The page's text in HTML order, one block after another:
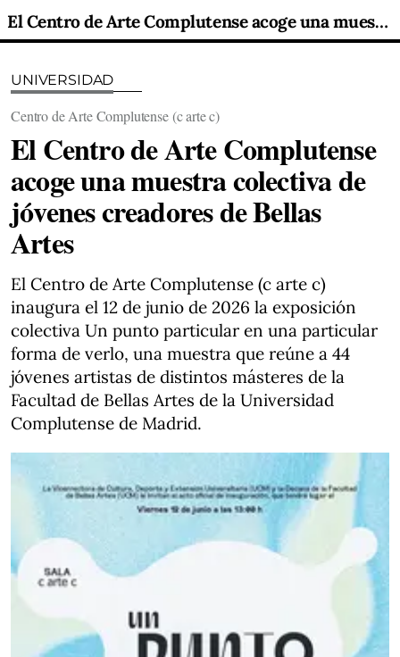
El Centro de Arte Complutense acoge una muestra colectiva de jóvenes creadores de Bellas Artes
UNIVERSIDAD
Centro de Arte Complutense (c arte c)
El Centro de Arte Complutense
acoge una muestra colectiva de
jóvenes creadores de Bellas
Artes
El Centro de Arte Complutense (c arte c)
inaugura el 12 de junio de 2026 la exposición
colectiva Un punto particular en una particular
forma de verlo, una muestra que reúne a 44
jóvenes artistas de distintos másteres de la
Facultad de Bellas Artes de la Universidad
Complutense de Madrid.